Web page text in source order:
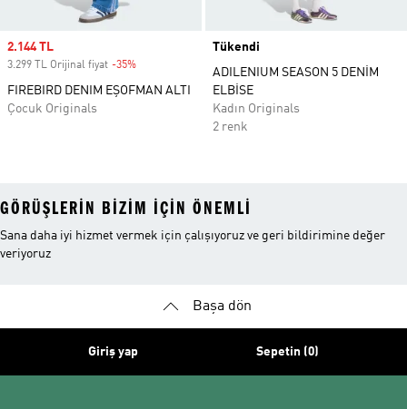
Sale price
2.144 TL
3.299 TL Orijinal fiyat -35%
FIREBIRD DENIM EŞOFMAN ALTI
Çocuk Originals
Tükendi
ADILENIUM SEASON 5 DENİM
ELBİSE
Kadın Originals
2 renk
GÖRÜŞLERIN BIZIM IÇIN ÖNEMLI
Sana daha iyi hizmet vermek için çalışıyoruz ve geri bildirimine değer
veriyoruz
Başa dön
Giriş yap Sepetin (0)